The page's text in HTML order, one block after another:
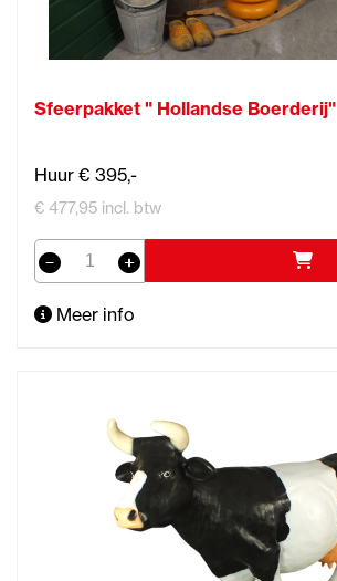
Sfeerpakket " Hollandse Boerderij"
Huur € 395,-
€ 477,95 incl. btw
Meer info